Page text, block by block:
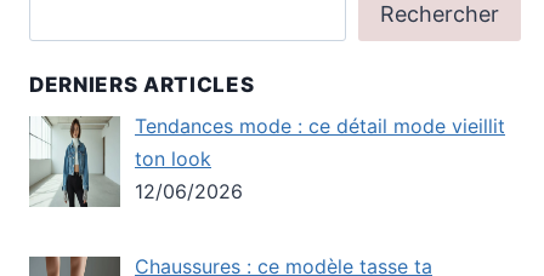
Rechercher
DERNIERS ARTICLES
Tendances mode : ce détail mode vieillit
ton look
12/06/2026
Chaussures : ce modèle tasse ta